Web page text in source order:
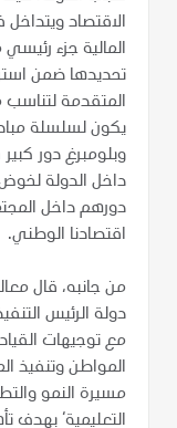
الاقتصاد
تحديدها ضمن
المتقدمة لتناسب
يكون لسلسلة
وبلومبرغ دور
داخل الدولة لخوض
دورهم داخل
اقتصادنا الوطني.
من جانبه، قال
دولة الرئيس
مع توجيهات
المواطن وتنفيذ
مسيرة النمو
التعليمية‘ بهدف